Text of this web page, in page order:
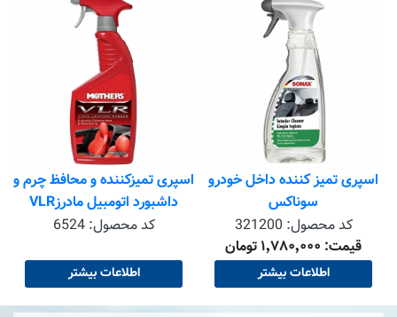
اسپری تمیز کننده داخل خودرو
سوناکس
کد محصول: 321200
قیمت: ۱٬۷۸۰٬۰۰۰ تومان
اطلاعات بیشتر
اسپری تمیزکننده و محافظ چرم و
داشبورد اتومبیل مادرزVLR
کد محصول:6524
اطلاعات بیشتر